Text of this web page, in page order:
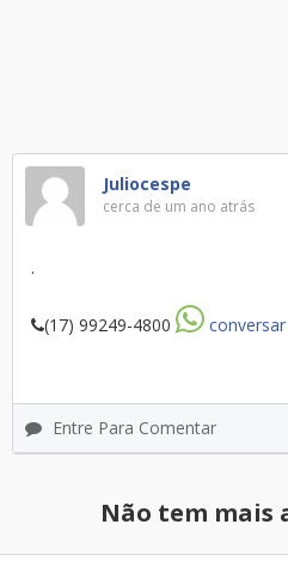
Juliocespe
cerca de um ano atrás
.
(17) 99249-4800 conversar
Entre Para Comentar
Não tem mais